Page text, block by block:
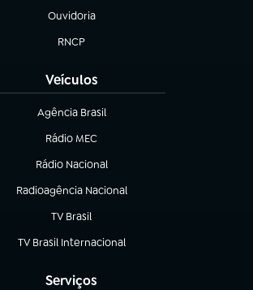
Ouvidoria
(abre em nova aba)
RNCP
(abre em nova aba)
Veículos
Agência Brasil
(abre em nova aba)
Rádio MEC
(abre em nova aba)
Rádio Nacional
Radioagência Nacional
(abre em nova aba)
TV Brasil
(abre em nova aba)
TV Brasil Internacional
(abre em nova aba)
Serviços